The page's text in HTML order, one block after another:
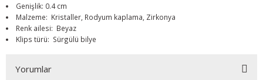
Genişlik: 0.4 cm
Malzeme: Kristaller, Rodyum kaplama, Zirkonya
Renk ailesi: Beyaz
Klips türü: Sürgülü bilye
Yorumlar